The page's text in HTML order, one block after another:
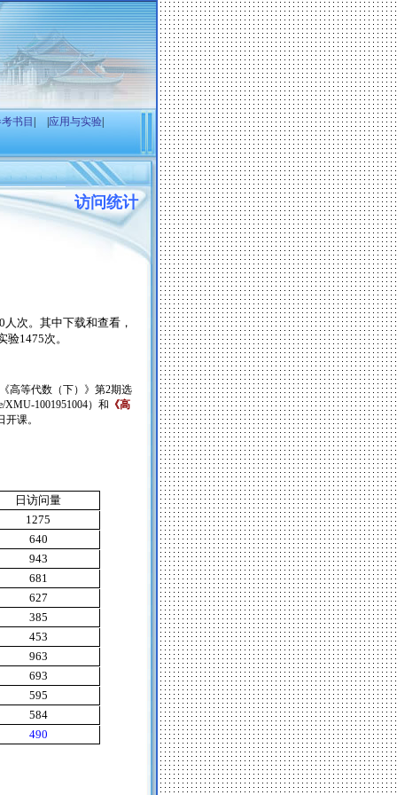
书目 应用与实验
访问统计
人次。其中下载和查看，
验1475次。
高等代数（下）》 第2期选
XMU-1001951004） 和 《高
开课。
日访问量
1275
640
943
681
627
385
453
963
693
595
584
490